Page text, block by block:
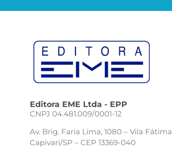
Editora EME Ltda - EPP
CNPJ 04.481.009/0001-12
Av. Brig. Faria Lima, 1080 – Vila Fátima
Capivari/SP – CEP 13369-040